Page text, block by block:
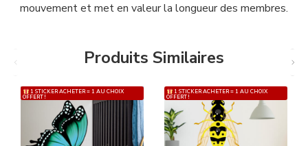
mouvement et met en valeur la longueur des membres.
Produits Similaires
1 STICKER ACHETER = 1 AU CHOIX
OFFERT !
1 STICKER ACHETER = 1 AU CHOIX
OFFERT !